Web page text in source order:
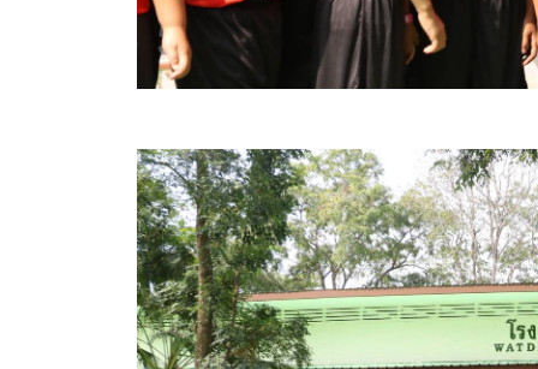
รายงานเครื่องจักรกล อบจ.
ศูนย์อำนวยการการเลือกตั้ง สมาชิกสภาและนายก
งานแผนการบริหารจัดการความเสี่ยงของ อบจ.สุพร